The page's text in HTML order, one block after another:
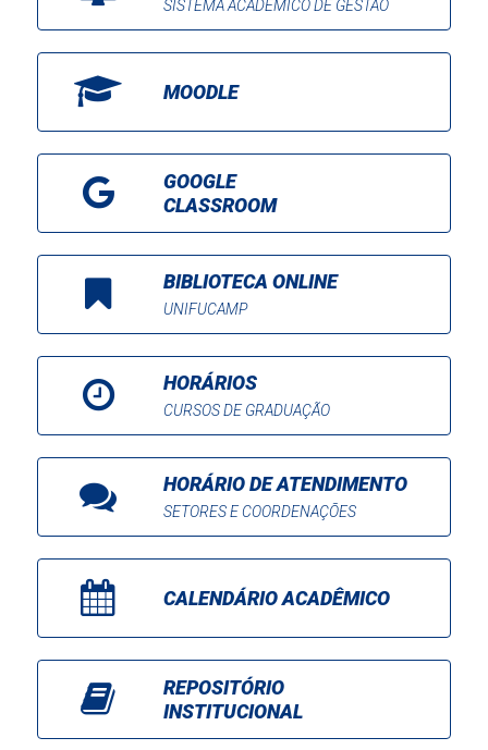
SISTEMA ACADÊMICO DE GESTÃO
MOODLE
GOOGLE
CLASSROOM
BIBLIOTECA ONLINE
UNIFUCAMP
HORÁRIOS
CURSOS DE GRADUAÇÃO
HORÁRIO DE ATENDIMENTO
SETORES E COORDENAÇÕES
CALENDÁRIO ACADÊMICO
REPOSITÓRIO
INSTITUCIONAL